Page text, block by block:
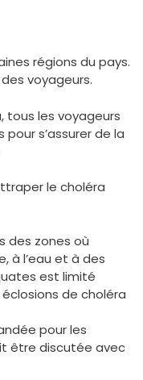
régions du pays.
voyageurs.
tous les voyageurs
s’assurer de la
le choléra
des zones où
à l’eau et à des
est limité
de choléra
pour les
être discutée avec